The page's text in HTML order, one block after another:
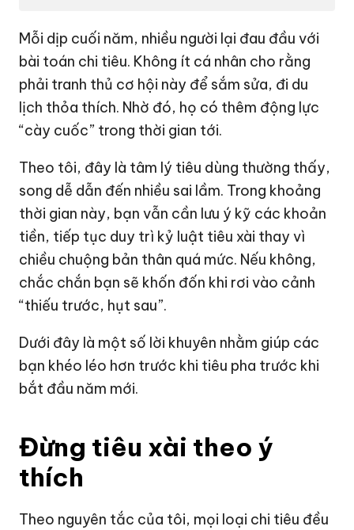
Mỗi dịp cuối năm, nhiều người lại đau đầu với
bài toán chi tiêu. Không ít cá nhân cho rằng
phải tranh thủ cơ hội này để sắm sửa, đi du
lịch thỏa thích. Nhờ đó, họ có thêm động lực
“cày cuốc” trong thời gian tới.
Theo tôi, đây là tâm lý tiêu dùng thường thấy,
song dễ dẫn đến nhiều sai lầm. Trong khoảng
thời gian này, bạn vẫn cần lưu ý kỹ các khoản
tiền, tiếp tục duy trì kỷ luật tiêu xài thay vì
chiều chuộng bản thân quá mức. Nếu không,
chắc chắn bạn sẽ khốn đốn khi rơi vào cảnh
“thiếu trước, hụt sau”.
Dưới đây là một số lời khuyên nhằm giúp các
bạn khéo léo hơn trước khi tiêu pha trước khi
bắt đầu năm mới.
Đừng tiêu xài theo ý
thích
Theo nguyên tắc của tôi, mọi loại chi tiêu đều